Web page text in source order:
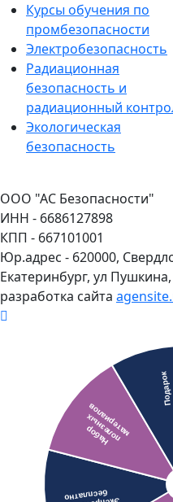
Курсы обучения по
промбезопасности
Электробезопасность
Радиационная
безопасность и
радиационный
Экологическая
безопасность
ООО "АС Безопасности"
ИНН - 6686127898
КПП - 667101001
Юр.адрес - 620000,
Екатеринбург, ул
разработка сайта